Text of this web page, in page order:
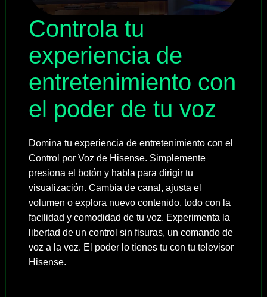
Controla tu
experiencia de
entretenimiento con
el poder de tu voz
Domina tu experiencia de entretenimiento con el
Control por Voz de Hisense. Simplemente
presiona el botón y habla para dirigir tu
visualización. Cambia de canal, ajusta el
volumen o explora nuevo contenido, todo con la
facilidad y comodidad de tu voz. Experimenta la
libertad de un control sin fisuras, un comando de
voz a la vez. El poder lo tienes tu con tu televisor
Hisense.